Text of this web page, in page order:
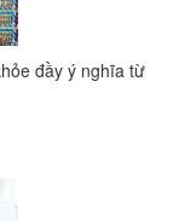
đầy ý nghĩa từ